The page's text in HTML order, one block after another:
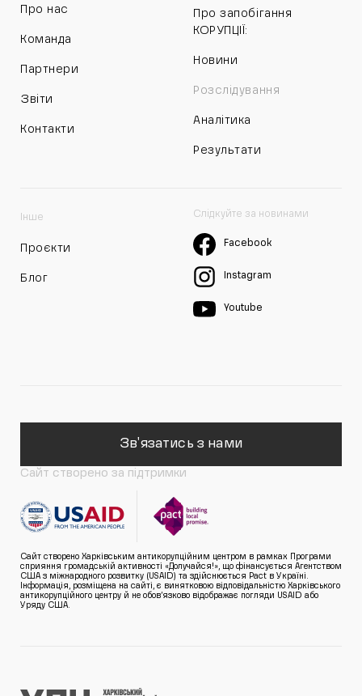
Про нас
Команда
Партнери
Звіти
Контакти
Про запобігання
КОРУПЦІЇ:
Новини
Розслідування
Аналітика
Результати
Інше
Проєкти
Блог
Слідкуйте за новинами
Facebook
Instagram
Youtube
Зв'язатись з нами
Сайт створено за підтримки
Сайт створено Харківським антикорупційним центром в рамках Програми
сприяння громадській активності «Долучайся!», що фінансується Агентством
США з міжнародного розвитку (USAID) та здійснюється Pact в Україні.
Інформація, розміщена на сайті, є винятковою відповідальністю Харківського
антикорупційного центру й не обов’язково відображає погляди USAID або
Уряду США.